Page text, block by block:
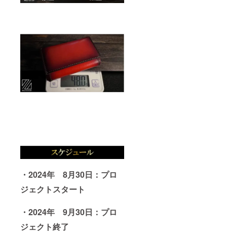
・2024年 8月30日：プロ
ジェクトスタート
・2024年 9月30日：プロ
ジェクト終了